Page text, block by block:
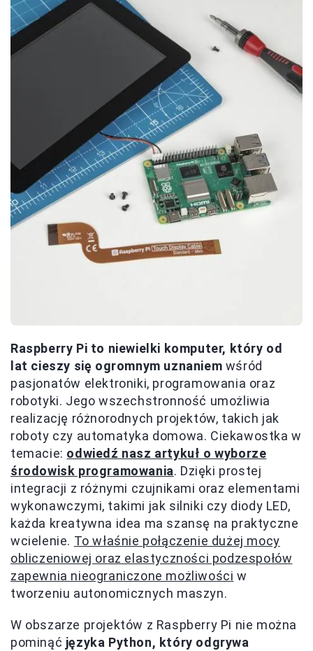
Raspberry Pi to niewielki komputer, który od
lat cieszy się ogromnym uznaniem wśród
pasjonatów elektroniki, programowania oraz
robotyki. Jego wszechstronność umożliwia
realizację różnorodnych projektów, takich jak
roboty czy automatyka domowa. Ciekawostka w
temacie: odwiedź nasz artykuł o wyborze
środowisk programowania. Dzięki prostej
integracji z różnymi czujnikami oraz elementami
wykonawczymi, takimi jak silniki czy diody LED,
każda kreatywna idea ma szansę na praktyczne
wcielenie. To właśnie połączenie dużej mocy
obliczeniowej oraz elastyczności podzespołów
zapewnia nieograniczone możliwości w
tworzeniu autonomicznych maszyn.
W obszarze projektów z Raspberry Pi nie można
pominąć języka Python, który odgrywa